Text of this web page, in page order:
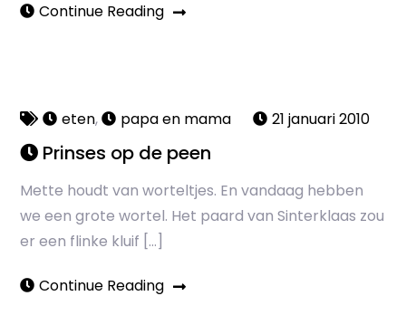
Continue Reading
eten, papa en mama 21 januari 2010
Prinses op de peen
Mette houdt van worteltjes. En vandaag hebben
we een grote wortel. Het paard van Sinterklaas zou
er een flinke kluif […]
Continue Reading